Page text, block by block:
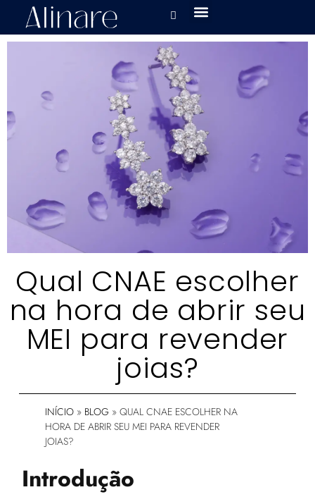
Qual CNAE escolher
na hora de abrir seu
MEI para revender
joias?
INÍCIO » BLOG » QUAL CNAE ESCOLHER NA
HORA DE ABRIR SEU MEI PARA REVENDER
JOIAS?
Introdução